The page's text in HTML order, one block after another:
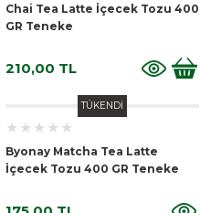
Chai Tea Latte İçecek Tozu 400
GR Teneke
210,00 TL
TÜKENDİ
Byonay Matcha Tea Latte
İçecek Tozu 400 GR Teneke